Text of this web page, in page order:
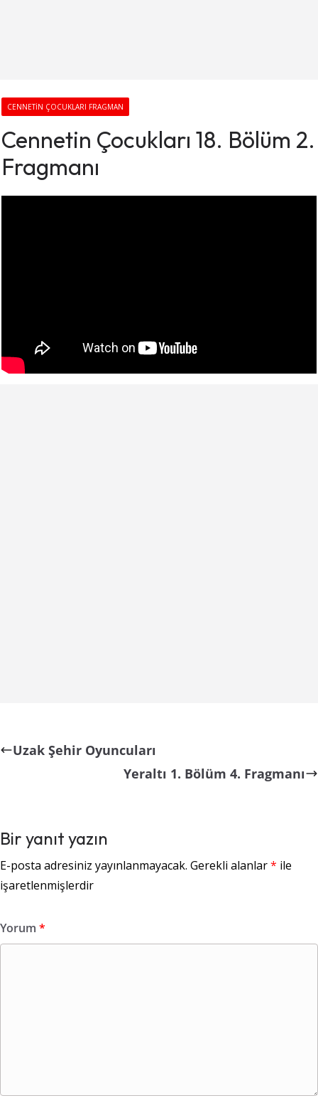
CENNETIN ÇOCUKLARI FRAGMAN
Cennetin Çocukları 18. Bölüm 2.
Fragmanı
Uzak Şehir Oyuncuları
Yeraltı 1. Bölüm 4. Fragmanı
Bir yanıt yazın
E-posta adresiniz yayınlanmayacak. Gerekli alanlar* ile
işaretlenmişlerdir
Yorum *